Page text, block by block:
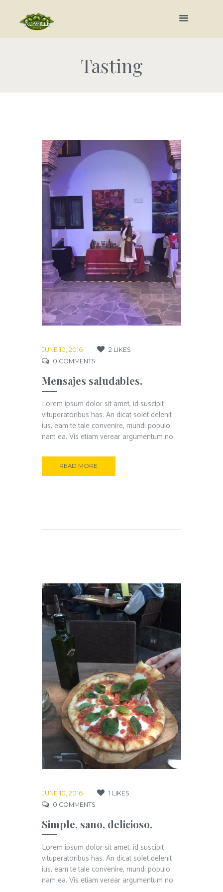
Tasting
JUNE 10, 2016 2LIKES
0 COMMENTS
Mensajes saludables.
Lorem ipsum dolor sit amet, id suscipit
vituperatoribus has. An dicat solet delenit
ius, eam te tale convenire, mundi populo
nam ea. Vis etiam verear argumentum no.
READ MORE
JUNE 10, 2016 1 LIKES
0 COMMENTS
Simple, sano, delicioso.
Lorem ipsum dolor sit amet, id suscipit
vituperatoribus has. An dicat solet delenit
ius, eam te tale convenire, mundi populo
nam ea. Vis etiam verear argumentum no.